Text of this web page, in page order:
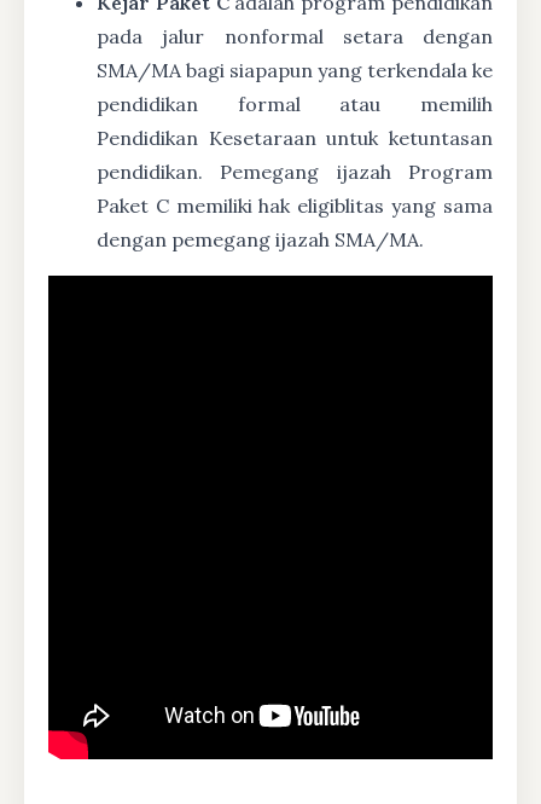
pada jalur nonformal setara dengan
SMA/MA bagi siapapun yang terkendala ke
pendidikan formal atau memilih
Pendidikan Kesetaraan untuk ketuntasan
pendidikan. Pemegang ijazah Program
Paket C memiliki hak eligiblitas yang sama
dengan pemegang ijazah SMA/MA.